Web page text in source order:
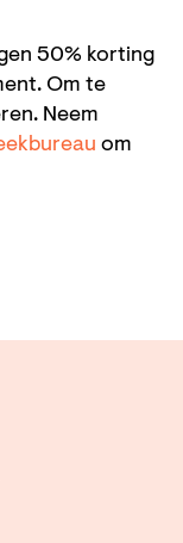
50% korting
Om te
Neem
om